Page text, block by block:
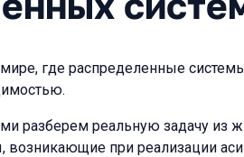
где распределенные
разберем реальную задачу из
при реализации